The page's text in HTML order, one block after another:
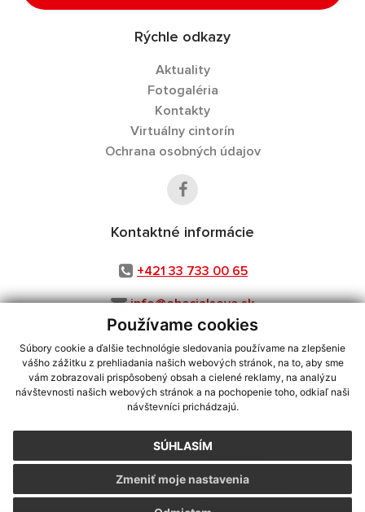
Používame cookies
Súbory cookie a ďalšie technológie sledovania používame na zlepšenie
vášho zážitku z prehliadania našich webových stránok, na to, aby sme
vám zobrazovali prispôsobený obsah a cielené reklamy, na analýzu
návštevnosti našich webových stránok a na pochopenie toho, odkiaľ naši
návštevníci prichádzajú.
SÚHLASÍM
Zmeniť moje nastavenia
Rýchle odkazy
Aktuality
Fotogaléria
Kontakty
Virtuálny cintorín
Ochrana osobných údajov
Kontaktné informácie
+421 33 733 00 65
info@obecjalsove.sk
využite možnosť získavania aktuálnych informácií s využitím RSS
CMS systém (redakčný) systém ECHELON 2,Mapa stránok,web portál
webex.digital, s.r.o.,domény,registrácia domény
Posledná aktualizácia:06.08.2026
Vytlačiť stránku|Vyhlásenie o prístupnosti